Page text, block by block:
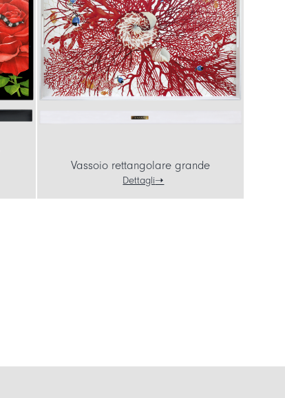
Vassoio rettangolare grande
Dettagli